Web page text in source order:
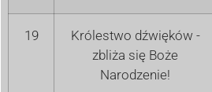
19
Królestwo dźwięków -
zbliża się Boże
Narodzenie!